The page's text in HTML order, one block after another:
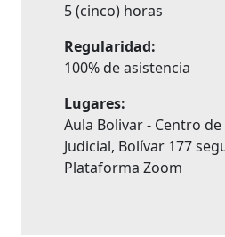
5 (cinco) horas
Regularidad:
100% de asistencia
Lugares:
Aula Bolivar - Centro
Judicial, Bolívar 177
Plataforma Zoom